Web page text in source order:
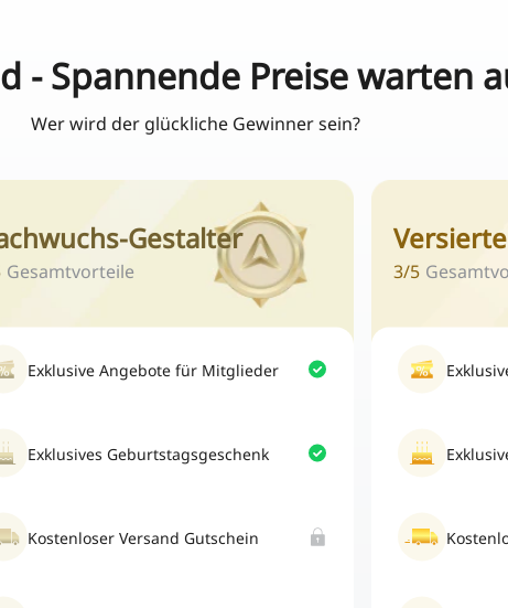
- Spannende Preise warten
Wer wird der glückliche Gewinner sein?
Gestalter
Gesamtvorteile
Exklusive Angebote für Mitglieder
Exklusives Geburtstagsgeschenk
Kostenloser Versand Gutschein
3/5